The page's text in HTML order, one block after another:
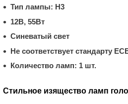
Тип лампы: H3
12В, 55Вт
Синеватый свет
Не соответствует стандарту
Количество ламп: 1 шт.
Стильное изящество ламп